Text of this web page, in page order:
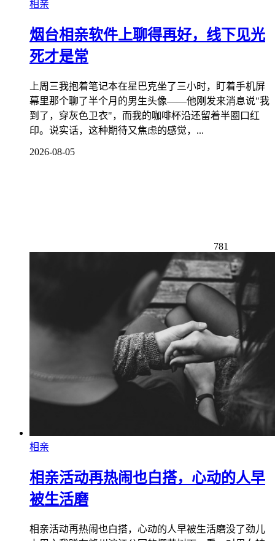
相亲
烟台相亲软件上聊得再好，线下见光
死才是常
上周三我抱着笔记本在星巴克坐了三小时，盯着手机屏
幕里那个聊了半个月的男生头像——他刚发来消息说"我
到了，穿灰色卫衣"，而我的咖啡杯沿还留着半圈口红
印。说实话，这种期待又焦虑的感觉，...
2026-08-05
781
相亲
相亲活动再热闹也白搭，心动的人早
被生活磨
相亲活动再热闹也白搭，心动的人早被生活磨没了劲儿